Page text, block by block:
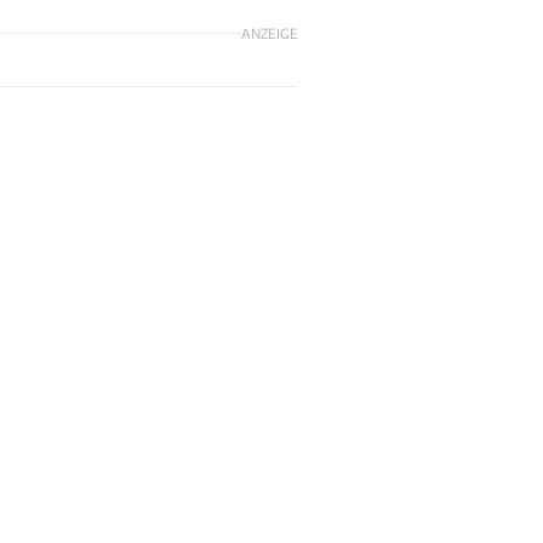
ANZEIGE